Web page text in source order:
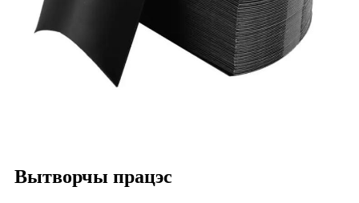
Вытворчы працэс